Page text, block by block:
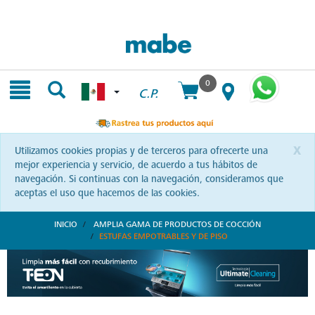
C.P.
0
x
Utilizamos cookies propias y de terceros para ofrecerte una
mejor experiencia y servicio, de acuerdo a tus hábitos de
navegación. Si continuas con la navegación, consideramos que
aceptas el uso que hacemos de las cookies.
INICIO
AMPLIA GAMA DE PRODUCTOS DE COCCIÓN
ESTUFAS EMPOTRABLES Y DE PISO